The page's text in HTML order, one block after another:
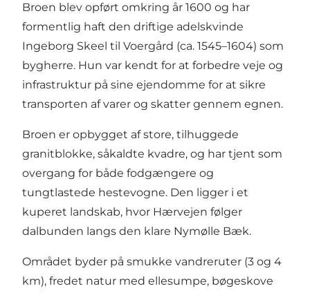
Broen blev opført omkring år 1600 og har
formentlig haft den driftige adelskvinde
Ingeborg Skeel til Voergård (ca. 1545–1604) som
bygherre. Hun var kendt for at forbedre veje og
infrastruktur på sine ejendomme for at sikre
transporten af varer og skatter gennem egnen.
Broen er opbygget af store, tilhuggede
granitblokke, såkaldte kvadre, og har tjent som
overgang for både fodgængere og
tungtlastede hestevogne. Den ligger i et
kuperet landskab, hvor Hærvejen følger
dalbunden langs den klare Nymølle Bæk.
Området byder på smukke vandreruter (3 og 4
km), fredet natur med ellesumpe, bøgeskove